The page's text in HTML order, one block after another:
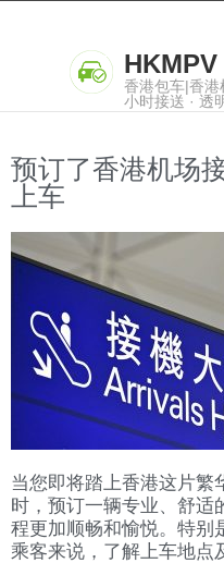
HKMPV
香港包车|香
小时接送 · 透
预订了香港机场
上车
当您即将踏上香港这片繁
时，预订一辆专业、舒适
程更加顺畅和愉悦。特别
乘客来说，了解上车地点